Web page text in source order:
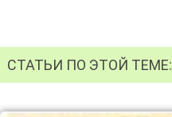
СТАТЬИ ПО ЭТОЙ ТЕМЕ: